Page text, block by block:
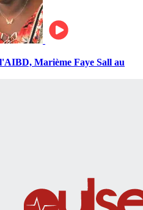
Marième Faye Sall au